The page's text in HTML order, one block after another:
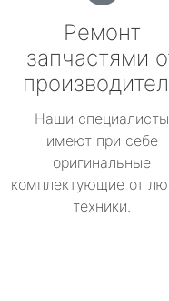
Ремонт
запчастями
Наши специалисты
имеют при себе
оригинальные
комплектующие от
техники.